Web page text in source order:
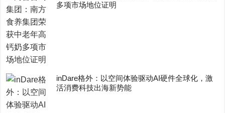
多项市场地位证明
inDare格外：以空间体验驱动AI硬件全球化，激
活消费科技出海新势能